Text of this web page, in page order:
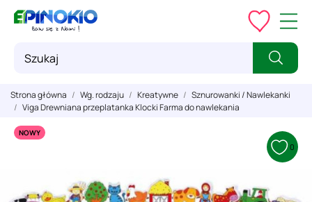
Strona główna Wg. rodzaju Kreatywne
Sznurowanki / Nawlekanki
Viga Drewniana przeplatanka Klocki Farma do nawlekania
NOWY
0